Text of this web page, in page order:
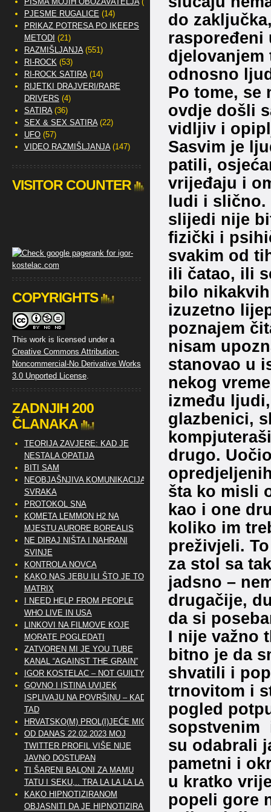
do
raspoređeni
odnosno
Po tome, se
ovdje došli
vidljiv i
Sasvim je
patili,
vrijeđaju i
ludi i slično.
slijedi nije
fizički i
svakim od
ili čatao, ili
bilo
izuzetno
poznajem
nisam
stanovao u
nekog
između
glazbenici,
drugo.
šta ko misli
kao i one
koliko im
preživjeli.
za stol sa
jadsno –
drugačije,
da si
I nije važno
bitno je da
shvatili i
trnovitom i
pogled
sopstvenim
su odabrali
pametni i
u kratko
popeli gore
PJESME RUGALICE (14)
PRIKAZ POTRESA PO IKEEPS
METODI (21)
RAZMIŠLJANJA(551)
RI-ROCK(53)
RI-ROCK SATIRA(14)
RIJETKI DRAJVERI/RARE
DRIVERS (4)
SATIRA(36)
SEX & SEX SATIRA(22)
UFO(57)
VIDEO RAZMIŠLJANJA(147)
VISITOR COUNTER
COPYRIGHTS
This work is licensed under a
Creative Commons Attribution-
Noncommercial-No Derivative Works
3.0 Unported License.
ZADNJIH 200
ČLANAKA
TEORIJA ZAVJERE: KAD JE
NESTALA OPATIJA
BITI SAM
NEOBJAŠNJIVA KOMUNIKACIJA
SVRAKA
PROTOKOL SNA
KOMETA LEMMON H2 NA
MJESTU AURORE BOREALIS
NE DIRAJ NIŠTA I NAHRANI
SVINJE
KONTROLA NOVCA
KAKO NAS JEBU ILI ŠTO JE TO
MATRIX
I NEED HELP FROM PEOPLE
WHO LIVE IN USA
LINKOVI NA FILMOVE KOJE
MORATE POGLEDATI
ZATVOREN MI JE YOU TUBE
KANAL “AGAINST THE GRAIN”
IGOR KOSTELAC – NOT GUILTY
GOVNO I ISTINA UVIJEK
ISPLIVAJU NA POVRŠINU – KAD
TAD
HRVATSKO(M) PROL(I)JEĆE MIG
OD DANAS 22.02.2023 MOJ
TWITTER PROFIL VIŠE NIJE
JAVNO DOSTUPAN
TI ŠARENI BALONI ZA MAMU
TATU I SEKU,.. TRA LA LA LA LA
KAKO HIPNOTIZIRANOM
OBJASNITI DA JE HIPNOTIZIRAN